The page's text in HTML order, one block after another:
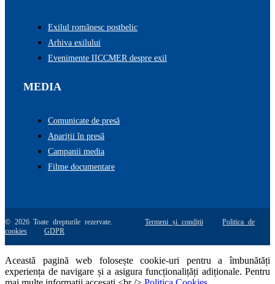
Exilul românesc postbelic
Arhiva exilului
Evenimente IICCMER despre exil
MEDIA
Comunicate de presă
Apariții în presă
Campanii media
Filme documentare
© 2026 Toate drepturile rezervate.Termeni și condiții
Politica de
cookies
GDPR
Această pagină web folosește cookie-uri pentru a îmbunătăți
experiența de navigare și a asigura funcționalițăți adiționale. Pentru